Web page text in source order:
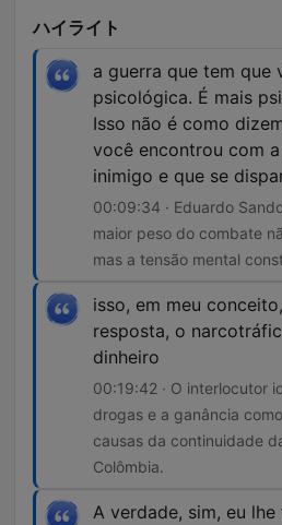
ハイライト
a guerra que tem que
psicológica. É mais
Isso não é como
você encontrou com
inimigo e que se
00:09:34 · Eduardo
maior peso do combate
mas a tensão mental
isso, em meu
resposta, o
dinheiro
00:19:42 · O interlocutor
drogas e a ganância
causas da continuidade
Colômbia.
A verdade, sim, eu